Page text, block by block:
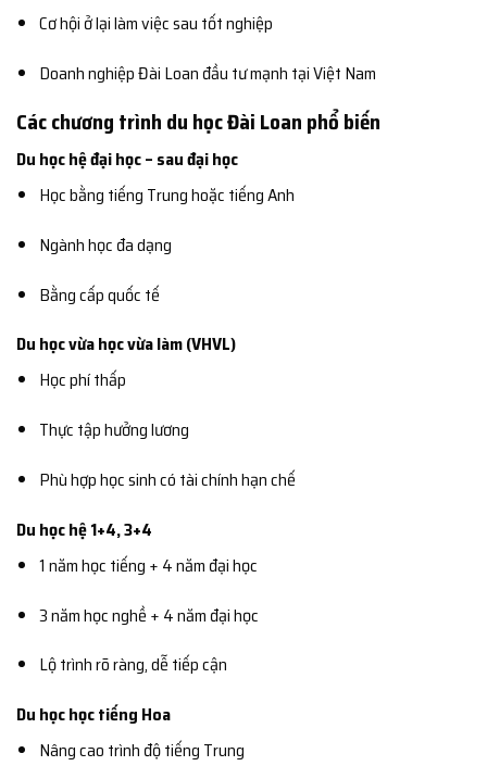
Cơ hội ở lại làm việc sau tốt nghiệp
Doanh nghiệp Đài Loan đầu tư mạnh tại Việt Nam
Các chương trình du học Đài Loan phổ biến
Du học hệ đại học – sau đại học
Học bằng tiếng Trung hoặc tiếng Anh
Ngành học đa dạng
Bằng cấp quốc tế
Du học vừa học vừa làm (VHVL)
Học phí thấp
Thực tập hưởng lương
Phù hợp học sinh có tài chính hạn chế
Du học hệ 1+4, 3+4
1 năm học tiếng + 4 năm đại học
3 năm học nghề + 4 năm đại học
Lộ trình rõ ràng, dễ tiếp cận
Du học học tiếng Hoa
Nâng cao trình độ tiếng Trung